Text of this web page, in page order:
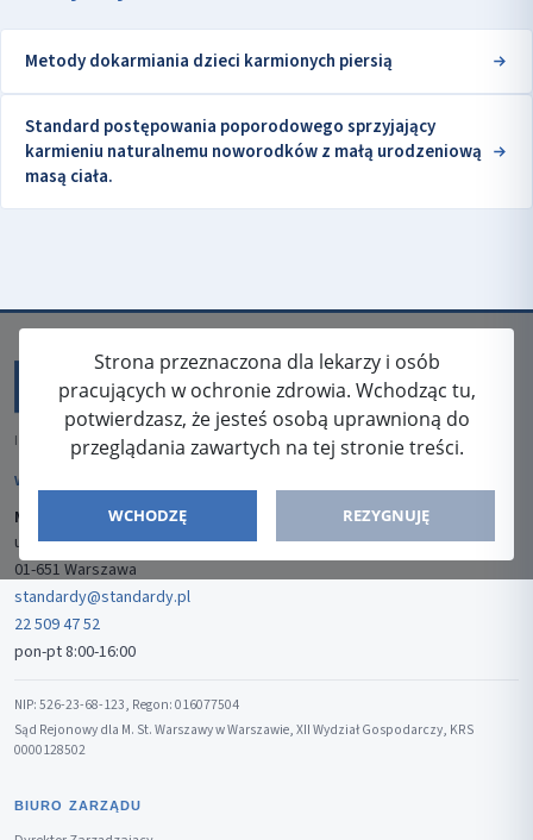
Metody dokarmiania dzieci karmionych piersią
Standard postępowania poporodowego sprzyjający
karmieniu naturalnemu noworodków z małą urodzeniową
masą ciała.
Strona przeznaczona dla lekarzy i osób
pracujących w ochronie zdrowia. Wchodząc tu,
potwierdzasz, że jesteś osobą uprawnioną do
przeglądania zawartych na tej stronie treści.
WCHODZĘ REZYGNUJĘ
ISSN: 2080-5438
WYDAWCA
Media-Press Sp. z o.o.
ul. Gwiaździsta 7B/8
01-651 Warszawa
standardy@standardy.pl
22 509 47 52
pon-pt 8:00-16:00
NIP: 526-23-68-123, Regon: 016077504
Sąd Rejonowy dla M. St. Warszawy w Warszawie, XII Wydział Gospodarczy, KRS
0000128502
BIURO ZARZĄDU